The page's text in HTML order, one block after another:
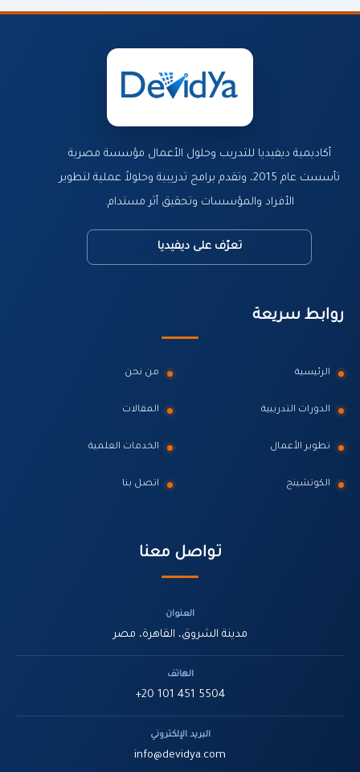
أكاديمية ديفيديا للتدريب وحلول الأعمال مؤسسة مصرية
تأسست عام 2015، وتقدم برامج تدريبية وحلولاً عملية لتطوير
الأفراد والمؤسسات وتحقيق أثر مستدام.
تعرّف على ديفيديا
روابط سريعة
الرئيسية من نحن
الدورات التدريبية المقالات
تطوير الأعمال الخدمات العلمية
الكوتشينج اتصل بنا
تواصل معنا
العنوان
مدينة الشروق، القاهرة، مصر
الهاتف
+20 101 451 5504
البريد الإلكتروني
info@devidya.com